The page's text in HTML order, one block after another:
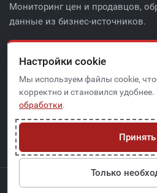
Мониторинг цен и продавцов,
данные из бизнес-источников.
Мониторинг бренда
Блог
Пользовательское соглашение
info@scanhub.ru
2026 © ScanHub.ru
Настройки cookie
Мы используем файлы cookie,
корректно и становился
обработки.
Принять
Только